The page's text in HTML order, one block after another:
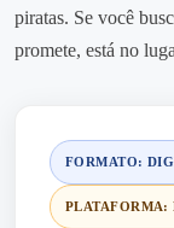
piratas. Se você
promete, está no
FORMATO:
PLATAFORMA: